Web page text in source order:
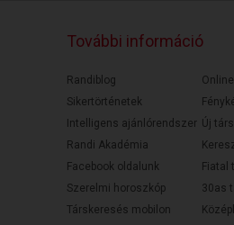
További információ
Randiblog
Sikertörténetek
Intelligens ajánlórendszer
Randi Akadémia
Facebook oldalunk
Szerelmi horoszkóp
Társkeresés mobilon
Új
Fiatal
30as